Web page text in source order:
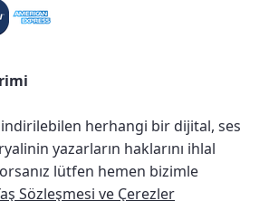
herhangi bir dijital, ses
yazarların haklarını ihlal
lütfen hemen bizimle
Sözleşmesi ve Çerezler